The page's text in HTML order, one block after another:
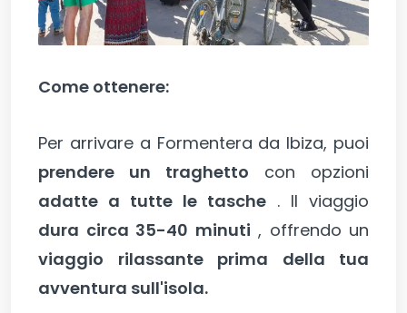
Come ottenere:
Per arrivare a Formentera da Ibiza, puoi
prendere un traghetto con opzioni
adatte a tutte le tasche . Il viaggio
dura circa 35-40 minuti , offrendo un
viaggio rilassante prima della tua
avventura sull'isola.